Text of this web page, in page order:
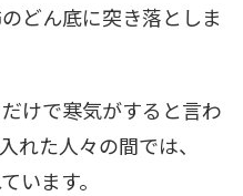
どん底に突き落としま
けで寒気がすると言わ
れた人々の間では、
います。